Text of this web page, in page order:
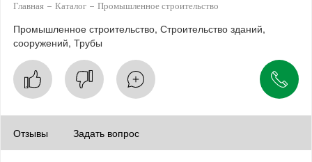
Главная Каталог Промышленное строительство
Промышленное строительство Строительство зданий,
сооружений Трубы
Отзывы Задать вопрос